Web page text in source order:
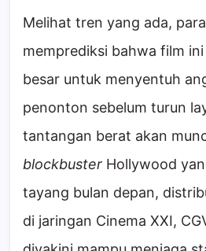
Melihat tren yang ada,
memprediksi bahwa film
besar untuk menyentuh
penonton sebelum turun
tantangan berat akan
blockbuster Hollywood
tayang bulan depan,
di jaringan Cinema XXI,